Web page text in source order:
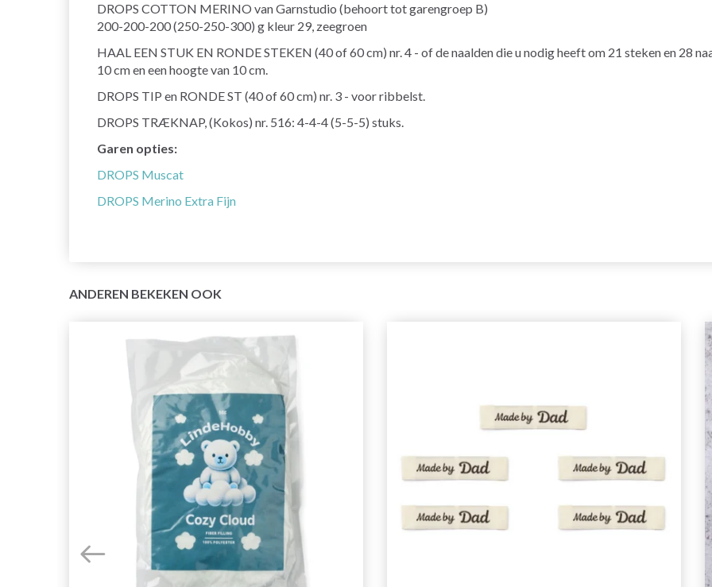
DROPS COTTON MERINO van Garnstudio (behoort tot garengroep B)
200-200-200 (250-250-300) g kleur 29, zeegroen
HAAL EEN STUK EN RONDE STEKEN (40 of 60 cm) nr. 4 - of de naalden die u nodig heeft om 21 steken en 28
10 cm en een hoogte van 10 cm.
DROPS TIP en RONDE ST (40 of 60 cm) nr. 3 - voor ribbelst.
DROPS TRÆKNAP, (Kokos) nr. 516: 4-4-4 (5-5-5) stuks.
Garen opties:
DROPS Muscat
DROPS Merino Extra Fijn
ANDEREN BEKEKEN OOK